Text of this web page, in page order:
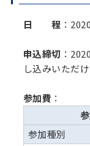
日 程 ：
申込締切 ：
し込みいただけ
参加費 ：
参加種別